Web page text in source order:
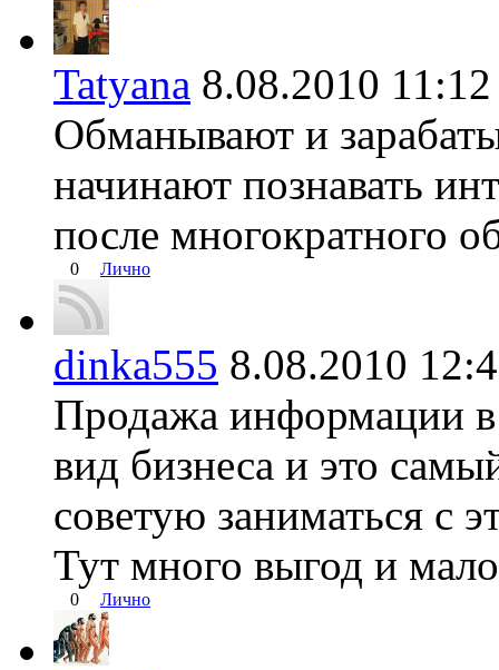
Tatyana 8.08.2010
Обманывают и
начинают познавать
после многократного
0 Лично
dinka555 8.08.2010
Продажа информации
вид бизнеса и это
советую заниматься с
Тут много выгод и
0 Лично